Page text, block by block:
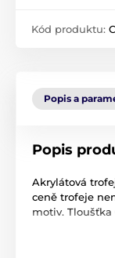
Kód produktu:
Popis a
Popis
Akrylátová
ceně trofeje
motiv. Tloušťka